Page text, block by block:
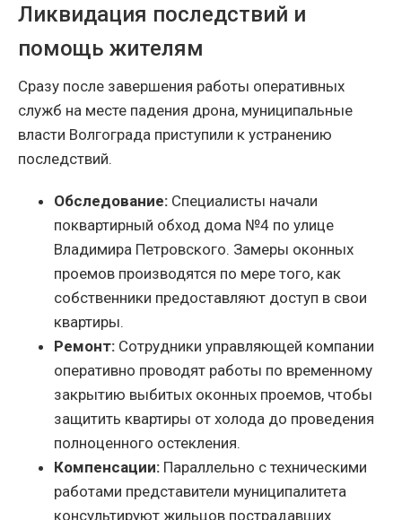
Ликвидация последствий и
помощь жителям
Сразу после завершения работы оперативных
служб на месте падения дрона, муниципальные
власти Волгограда приступили к устранению
последствий.
Обследование: Специалисты начали
поквартирный обход дома №4 по улице
Владимира Петровского. Замеры оконных
проемов производятся по мере того, как
собственники предоставляют доступ в свои
квартиры.
Ремонт: Сотрудники управляющей компании
оперативно проводят работы по временному
закрытию выбитых оконных проемов, чтобы
защитить квартиры от холода до проведения
полноценного остекления.
Компенсации: Параллельно с техническими
работами представители муниципалитета
консультируют жильцов пострадавших